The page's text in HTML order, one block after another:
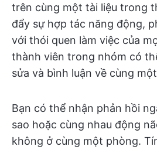
trên cùng một tài liệu trong
đẩy sự hợp tác năng động,
với thói quen làm việc của
thành viên trong nhóm có
sửa và bình luận về cùng
Bạn có thể nhận phản hồi
sao hoặc cùng nhau động
không ở cùng một phòng.